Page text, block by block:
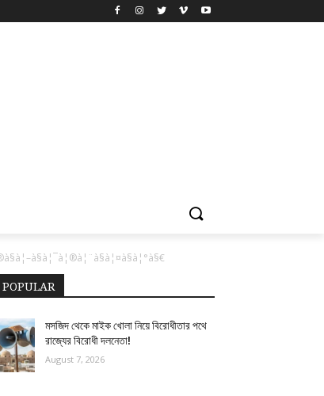
মসজিদ থেকে মাইক খোলা নিয়ে বিরোধীতার পথে
রাজ্যের বিরোধী দলনেতা!
August 7, 2026